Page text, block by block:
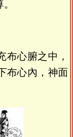
布心腑之中，
布心內，神面